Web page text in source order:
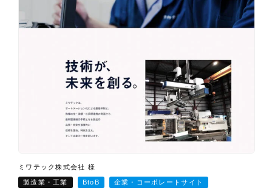
ミワテック株式会社 様
製造業・工業 BtoB 企業・コーポレートサイト